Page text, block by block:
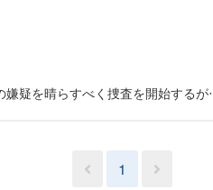
疑を晴らすべく捜査を開始する
1